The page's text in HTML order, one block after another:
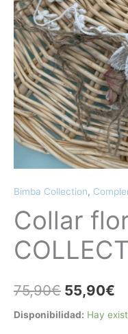
Bimba Collection,
Collar
75,90€ 55,90€
Disponibilidad: Hay